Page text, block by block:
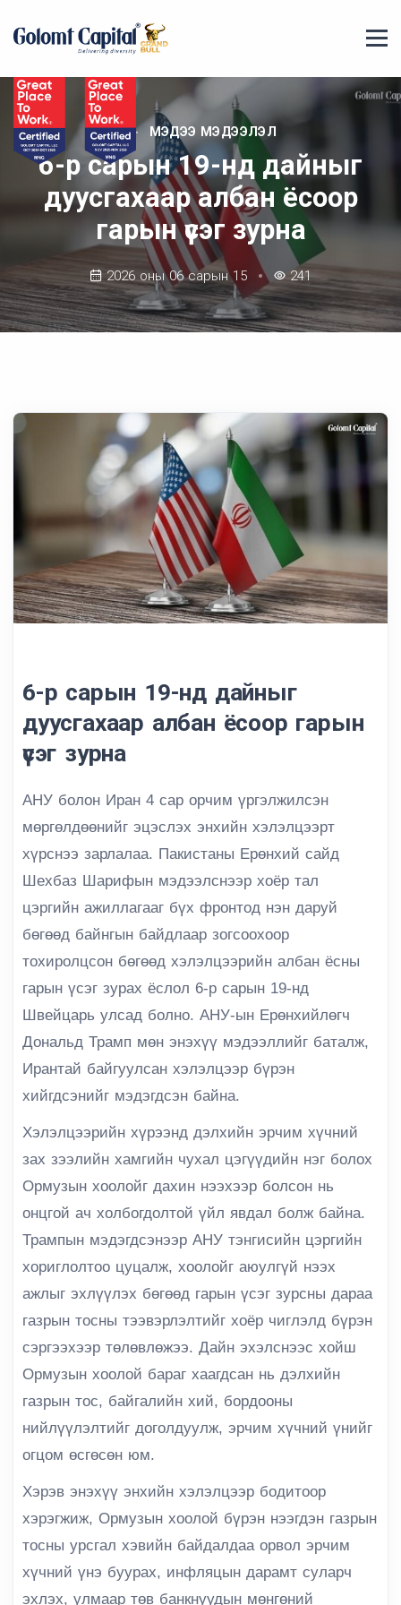
МЭДЭЭ МЭДЭЭЛЭЛ
6-р сарын 19-нд дайныг
дуусгахаар албан ёсоор
гарын үсэг зурна
2026 оны 06 сарын 15 241
6-р сарын 19-нд дайныг
дуусгахаар албан ёсоор гарын
үсэг зурна
АНУ болон Иран 4 сар орчим үргэлжилсэн
мөргөлдөөнийг эцэслэх энхийн хэлэлцээрт
хүрснээ зарлалаа. Пакистаны Ерөнхий сайд
Шехбаз Шарифын мэдээлснээр хоёр тал
цэргийн ажиллагааг бүх фронтод нэн даруй
бөгөөд байнгын байдлаар зогсоохоор
тохиролцсон бөгөөд хэлэлцээрийн албан ёсны
гарын үсэг зурах ёслол 6-р сарын 19-нд
Швейцарь улсад болно. АНУ-ын Ерөнхийлөгч
Дональд Трамп мөн энэхүү мэдээллийг баталж,
Ирантай байгуулсан хэлэлцээр бүрэн
хийгдсэнийг мэдэгдсэн байна.
Хэлэлцээрийн хүрээнд дэлхийн эрчим хүчний
зах зээлийн хамгийн чухал цэгүүдийн нэг болох
Ормузын хоолойг дахин нээхээр болсон нь
онцгой ач холбогдолтой үйл явдал болж байна.
Трампын мэдэгдсэнээр АНУ тэнгисийн цэргийн
хориглолтоо цуцалж, хоолойг аюулгүй нээх
ажлыг эхлүүлэх бөгөөд гарын үсэг зурсны дараа
газрын тосны тээвэрлэлтийг хоёр чиглэлд бүрэн
сэргээхээр төлөвлөжээ. Дайн эхэлснээс хойш
Ормузын хоолой бараг хаагдсан нь дэлхийн
газрын тос, байгалийн хий, бордооны
нийлүүлэлтийг доголдуулж, эрчим хүчний үнийг
огцом өсгөсөн юм.
Хэрэв энэхүү энхийн хэлэлцээр бодитоор
хэрэгжиж, Ормузын хоолой бүрэн нээгдэн газрын
тосны урсгал хэвийн байдалдаа орвол эрчим
хүчний үнэ буурах, инфляцын дарамт суларч
эхлэх, улмаар төв банкнуудын мөнгөний